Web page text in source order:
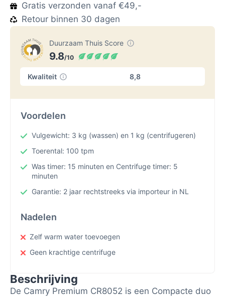
Gratis verzonden vanaf €49,-
Retour binnen 30 dagen
Duurzaam Thuis Score
9.8/10
Kwaliteit 8,8
Voordelen
Vulgewicht: 3 kg (wassen) en 1 kg (centrifugeren)
Toerental: 100 tpm
Was timer: 15 minuten en Centrifuge timer: 5
minuten
Garantie: 2 jaar rechtstreeks via importeur in NL
Nadelen
Zelf warm water toevoegen
Geen krachtige centrifuge
Beschrijving
De Camry Premium CR8052 is een Compacte duo